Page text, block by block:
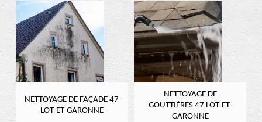
NETTOYAGE DE FAÇADE 47
LOT-ET-GARONNE
NETTOYAGE DE
GOUTTIÈRES 47 LOT-ET-
GARONNE